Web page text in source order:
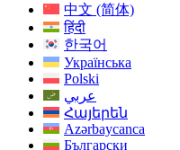
中文 (简体)
हिंदी
한국어
Українська
Polski
عربي
Հայերեն
Azərbaycanca
Български